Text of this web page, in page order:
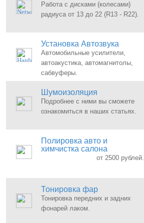
Работа с дисками (колесами)
радиуса от 13 до 22 (R13 - R22).
Установка Автозвука
Автомобильные усилители,
автоакустика, автомагнитолы,
сабвуферы.
Шумоизоляция
Подробнее с ними вы сможете
ознакомиться в наших статьях.
Полировка авто и
химчистка салона
от 2500 рублей.
Тонировка фар
Тонировка передних и задних
фонарей лаком.